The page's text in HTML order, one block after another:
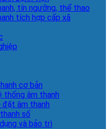
tín ngưỡng, thể thao
tích hợp cấp xã
cơ bản
thống âm thanh
âm thanh
số
và bảo trì